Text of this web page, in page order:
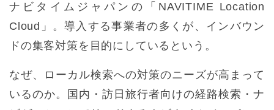
ナビタイムジャパンの「NAVITIME Location
Cloud」。導入する事業者の多くが、インバウン
ドの集客対策を目的にしているという。
なぜ、ローカル検索への対策のニーズが高まって
いるのか。国内・訪日旅行者向けの経路検索・ナ